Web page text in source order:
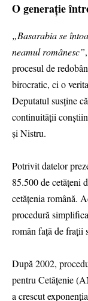
O generație
„Basarabia se
neamul românesc”
procesul de
birocratic, ci o
Deputatul susține
continuității
și Nistru.
Potrivit datelor
85.500 de cetățeni
cetățenia română.
procedură
român față de frații
După 2002,
pentru Cetățenie
a crescut